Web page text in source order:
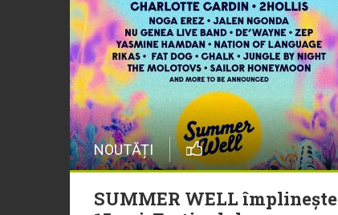
NOUTĂȚI
SUMMER WELL împlinește